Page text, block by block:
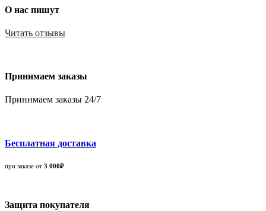
О нас пишут
Читать отзывы
Принимаем заказы
Принимаем заказы 24/7
Бесплатная доставка
при заказе от 3 000₽
Защита покупателя